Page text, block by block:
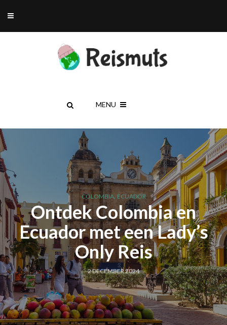
MENU
COLOMBIA, ECUADOR
Ontdek Colombia en
Ecuador met een Lady’s
Only Reis
2 DECEMBER 2024